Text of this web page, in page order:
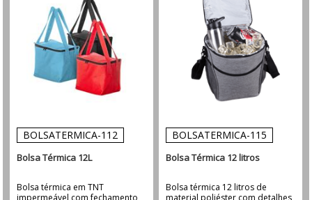
BOLSATERMICA-112
Bolsa Térmica 12L
Bolsa térmica em TNT
BOLSATERMICA-115
Bolsa Térmica 12 litros
Bolsa térmica 12 litros de